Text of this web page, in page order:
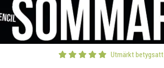
Utmärkt betygsatt